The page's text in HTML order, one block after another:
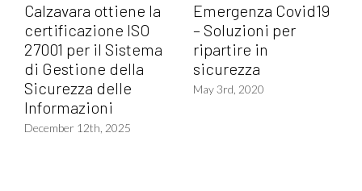
Calzavara ottiene la
certificazione ISO
27001 per il Sistema
di Gestione della
Sicurezza delle
Informazioni
December 12th, 2025
Emergenza Covid19
– Soluzioni per
ripartire in
sicurezza
May 3rd, 2020